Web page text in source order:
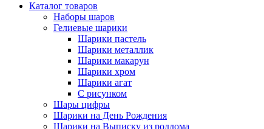
Каталог товаров
Наборы шаров
Гелиевые шарики
Шарики пастель
Шарики металлик
Шарики макарун
Шарики хром
Шарики агат
С рисунком
Шары цифры
Шарики на День Рождения
Шарики на Выписку из роддома